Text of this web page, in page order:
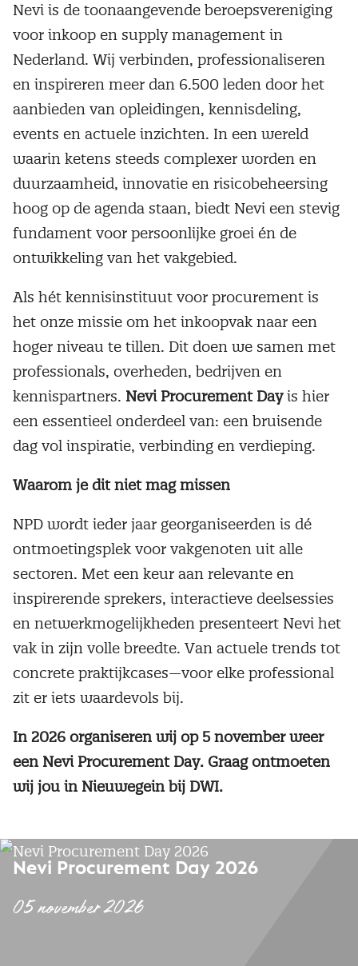
Nevi is de toonaangevende beroepsvereniging
voor inkoop en supply management in
Nederland. Wij verbinden, professionaliseren
en inspireren meer dan 6.500 leden door het
aanbieden van opleidingen, kennisdeling,
events en actuele inzichten. In een wereld
waarin ketens steeds complexer worden en
duurzaamheid, innovatie en risicobeheersing
hoog op de agenda staan, biedt Nevi een stevig
fundament voor persoonlijke groei én de
ontwikkeling van het vakgebied.
Als hét kennisinstituut voor procurement is
het onze missie om het inkoopvak naar een
hoger niveau te tillen. Dit doen we samen met
professionals, overheden, bedrijven en
kennispartners. Nevi Procurement Dayis hier
een essentieel onderdeel van: een bruisende
dag vol inspiratie, verbinding en verdieping.
Waarom je dit niet mag missen
NPD wordt ieder jaar georganiseerden is dé
ontmoetingsplek voor vakgenoten uit alle
sectoren. Met een keur aan relevante en
inspirerende sprekers, interactieve deelsessies
en netwerkmogelijkheden presenteert Nevi het
vak in zijn volle breedte. Van actuele trends tot
concrete praktijkcases—voor elke professional
zit er iets waardevols bij.
In 2026 organiseren wij op 5 november weer
een Nevi Procurement Day. Graag ontmoeten
wij jou in Nieuwegein bij DWI.
Nevi Procurement Day 2026
05 november 2026